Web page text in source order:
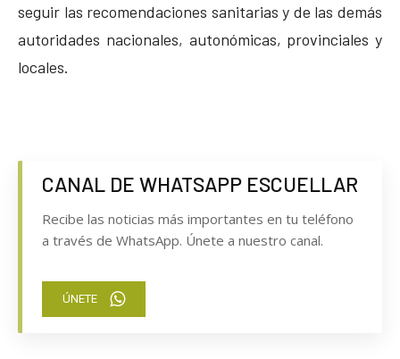
seguir las recomendaciones sanitarias y de las demás
autoridades nacionales, autonómicas, provinciales y
locales.
CANAL DE WHATSAPP ESCUELLAR
Recibe las noticias más importantes en tu teléfono
a través de WhatsApp. Únete a nuestro canal.
ÚNETE